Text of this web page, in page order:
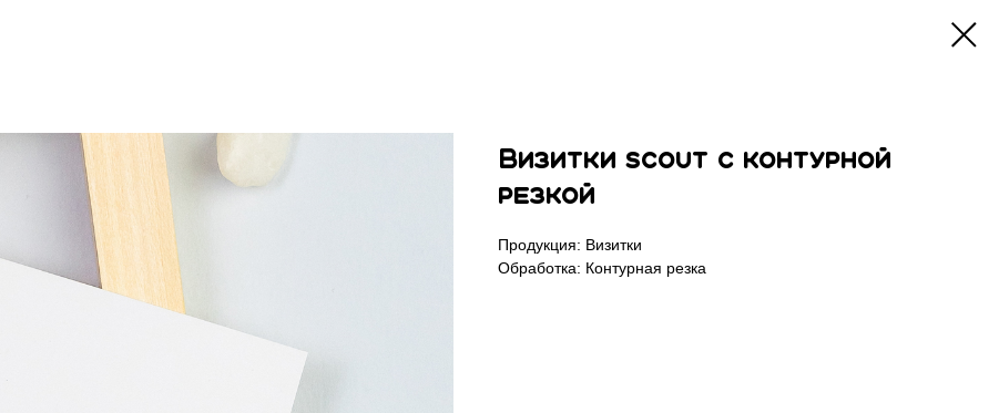
Визитки scout с контурной
резкой
Продукция: Визитки
Обработка: Контурная резка